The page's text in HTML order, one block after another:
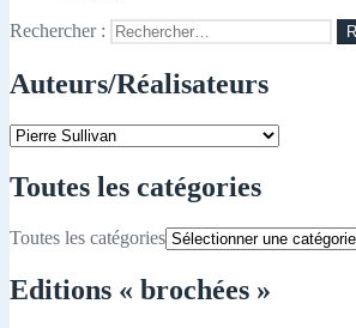
Rechercher :
Auteurs/Réalisateurs
Toutes les catégories
Toutes les catégories
Editions « brochées »